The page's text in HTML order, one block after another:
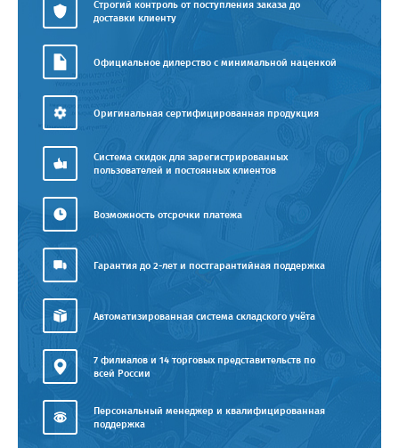
Строгий контроль от поступления заказа до
доставки клиенту
Официальное дилерство с минимальной наценкой
Оригинальная сертифицированная продукция
Система скидок для зарегистрированных
пользователей и постоянных клиентов
Возможность отсрочки платежа
Гарантия до 2-лет и постгарантийная поддержка
Автоматизированная система складского учёта
7 филиалов и 14 торговых представительств по
всей России
Персональный менеджер и квалифицированная
поддержка